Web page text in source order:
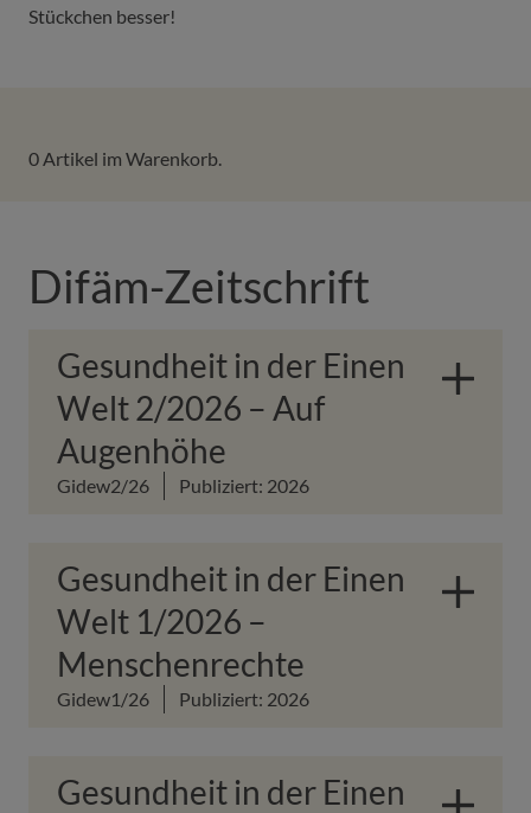
Stückchen besser!
0Artikel im Warenkorb.
Difäm-Zeitschrift
Gesundheit in der Einen
Welt 2/2026 – Auf
Augenhöhe
Gidew2/26 Publiziert: 2026
Gesundheit in der Einen
Welt 1/2026 –
Menschenrechte
Gidew1/26 Publiziert: 2026
Gesundheit in der Einen